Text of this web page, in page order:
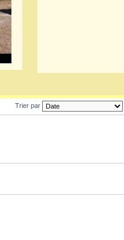
Trier par